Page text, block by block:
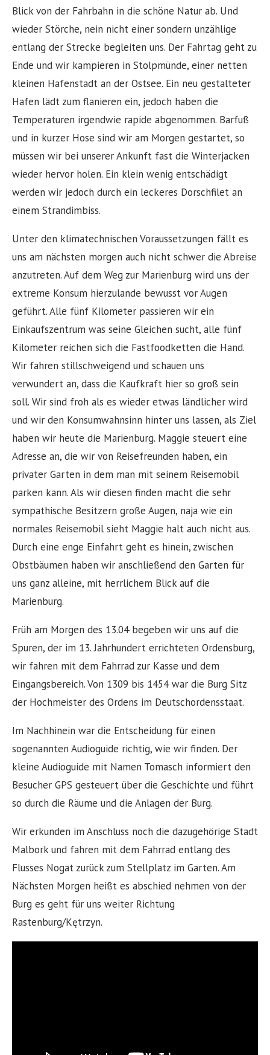
Blick von der Fahrbahn in die schöne Natur ab. Und
wieder Störche, nein nicht einer sondern unzählige
entlang der Strecke begleiten uns. Der Fahrtag geht zu
Ende und wir kampieren in Stolpmünde, einer netten
kleinen Hafenstadt an der Ostsee. Ein neu gestalteter
Hafen lädt zum flanieren ein, jedoch haben die
Temperaturen irgendwie rapide abgenommen. Barfuß
und in kurzer Hose sind wir am Morgen gestartet, so
müssen wir bei unserer Ankunft fast die Winterjacken
wieder hervor holen. Ein klein wenig entschädigt
werden wir jedoch durch ein leckeres Dorschfilet an
einem Strandimbiss.
Unter den klimatechnischen Voraussetzungen fällt es
uns am nächsten morgen auch nicht schwer die Abreise
anzutreten. Auf dem Weg zur Marienburg wird uns der
extreme Konsum hierzulande bewusst vor Augen
geführt. Alle fünf Kilometer passieren wir ein
Einkaufszentrum was seine Gleichen sucht, alle fünf
Kilometer reichen sich die Fastfoodketten die Hand.
Wir fahren stillschweigend und schauen uns
verwundert an, dass die Kaufkraft hier so groß sein
soll. Wir sind froh als es wieder etwas ländlicher wird
und wir den Konsumwahnsinn hinter uns lassen, als Ziel
haben wir heute die Marienburg. Maggie steuert eine
Adresse an, die wir von Reisefreunden haben, ein
privater Garten in dem man mit seinem Reisemobil
parken kann. Als wir diesen finden macht die sehr
sympathische Besitzern große Augen, naja wie ein
normales Reisemobil sieht Maggie halt auch nicht aus.
Durch eine enge Einfahrt geht es hinein, zwischen
Obstbäumen haben wir anschließend den Garten für
uns ganz alleine, mit herrlichem Blick auf die
Marienburg.
Früh am Morgen des 13.04 begeben wir uns auf die
Spuren, der im 13. Jahrhundert errichteten Ordensburg,
wir fahren mit dem Fahrrad zur Kasse und dem
Eingangsbereich. Von 1309 bis 1454 war die Burg Sitz
der Hochmeister des Ordens im Deutschordensstaat.
Im Nachhinein war die Entscheidung für einen
sogenannten Audioguide richtig, wie wir finden. Der
kleine Audioguide mit Namen Tomasch informiert den
Besucher GPS gesteuert über die Geschichte und führt
so durch die Räume und die Anlagen der Burg.
Wir erkunden im Anschluss noch die dazugehörige Stadt
Malbork und fahren mit dem Fahrrad entlang des
Flusses Nogat zurück zum Stellplatz im Garten. Am
Nächsten Morgen heißt es abschied nehmen von der
Burg es geht für uns weiter Richtung
Rastenburg/Kętrzyn.